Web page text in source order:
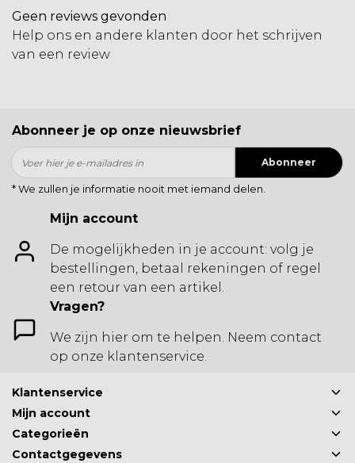
Geen reviews gevonden
Help ons en andere klanten door het schrijven
van een review
Abonneer je op onze nieuwsbrief
Abonneer
* We zullen je informatie nooit met iemand delen.
Mijn account
De mogelijkheden in je account: volg je
bestellingen, betaal rekeningen of regel
een retour van een artikel.
Vragen?
We zijn hier om te helpen. Neem contact
op onze klantenservice.
Klantenservice
Mijn account
Categorieën
Contactgegevens